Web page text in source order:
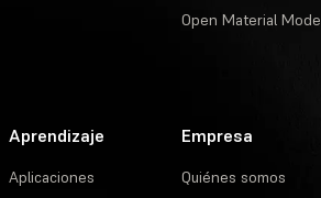
Open Material Mode
Aprendizaje
Aplicaciones
Empresa
Quiénes somos